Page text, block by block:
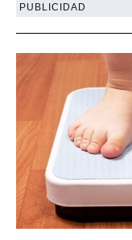
PUBLICIDAD